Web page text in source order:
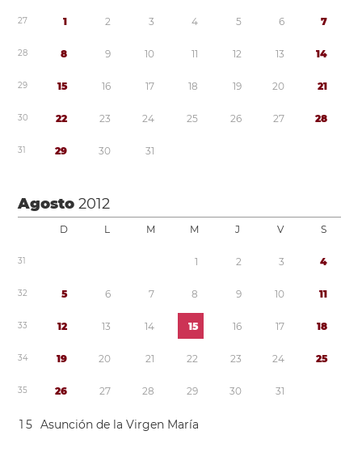
27 1 2 3 4 5 6 7
28 8 9 10 11 12 13 14
29 15 16 17 18 19 20 21
30 22 23 24 25 26 27 28
31 29 30 31
Agosto2012
D L M M J V S
31 1 2 3 4
32 5 6 7 8 9 10 11
33 12 13 14 15 16 17 18
34 19 20 21 22 23 24 25
35 26 27 28 29 30 31
1 5 Asunción de la Virgen María